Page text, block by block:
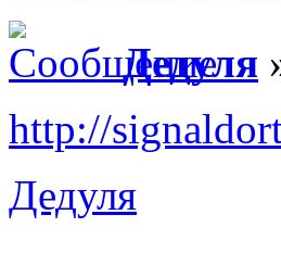
Дедуля
http://
Дедуля